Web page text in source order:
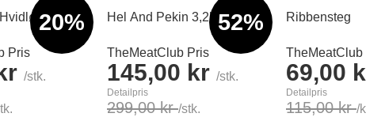
20%
1 kg.
Pris
/stk.
52%
Hel And Pekin 3,2kg
TheMeatClub Pris
145,00 kr /stk.
Detailpris
299,00 kr/stk.
Ribbensteg
TheMeatClub
69,00
Detailpris
115,00 kr/